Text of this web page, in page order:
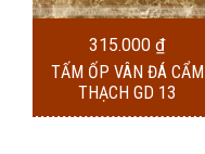
315.000 ₫
TẤM ỐP VÂN ĐÁ CẨM
THẠCH GD 13